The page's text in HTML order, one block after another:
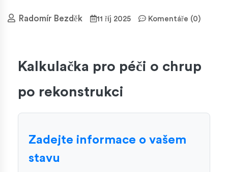
Radomír Bezděk 11 říj 2025 Komentáře (0)
Kalkulačka pro péči o chrup
po rekonstrukci
Zadejte informace o vašem
stavu